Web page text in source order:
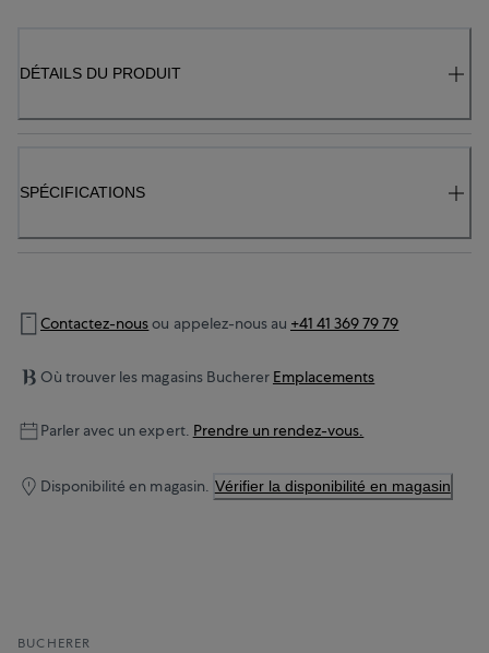
DÉTAILS DU PRODUIT
SPÉCIFICATIONS
Contactez-nousou appelez-nous au +41 41 369 79 79
Où trouver les magasins Bucherer Emplacements
Parler avec un expert. Prendre un rendez-vous.
Disponibilité en magasin. Vérifier la disponibilité en magasin
BUCHERER